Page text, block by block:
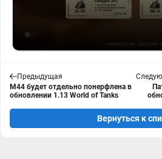
Предыдущая
М44 будет отдельно понерфлена в
обновлении 1.13 World of Tanks
Вернуться к